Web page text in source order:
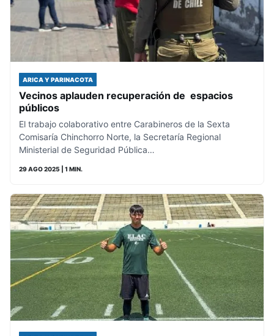
ARICA Y PARINACOTA
Vecinos aplauden recuperación de espacios
públicos
El trabajo colaborativo entre Carabineros de la Sexta
Comisaría Chinchorro Norte, la Secretaría Regional
Ministerial de Seguridad Pública…
29 AGO 2025 | 1 MIN.